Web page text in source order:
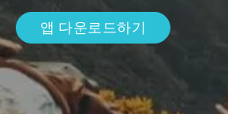
앱 다운로드하기